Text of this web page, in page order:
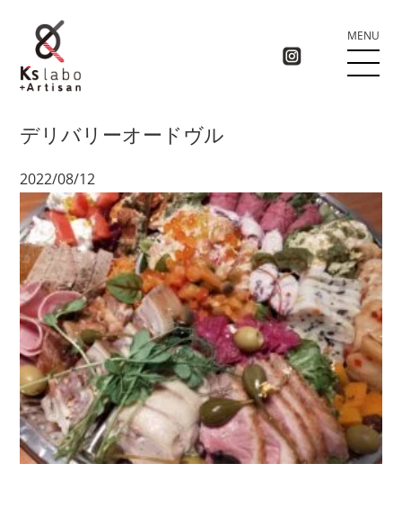
MENU
デリバリーオードヴル
2022/08/12